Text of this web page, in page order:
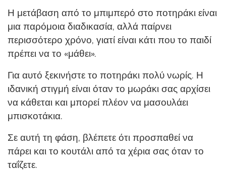
Η μετάβαση από το μπιμπερό στο ποτηράκι είναι
μια παρόμοια διαδικασία, αλλά παίρνει
περισσότερο χρόνο, γιατί είναι κάτι που το παιδί
πρέπει να το «μάθει».
Για αυτό ξεκινήστε το ποτηράκι πολύ νωρίς. Η
ιδανική στιγμή είναι όταν το μωράκι σας αρχίσει
να κάθεται και μπορεί πλέον να μασουλάει
μπισκοτάκια.
Σε αυτή τη φάση, βλέπετε ότι προσπαθεί να
πάρει και το κουτάλι από τα χέρια σας όταν το
ταΐζετε.